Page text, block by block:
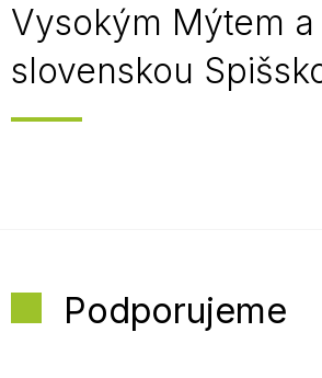
Vysokým Mýtem a
slovenskou
Podporujeme